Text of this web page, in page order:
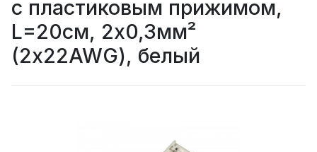
с пластиковым прижимом,
L=20см, 2х0,3мм²
(2х22AWG), белый